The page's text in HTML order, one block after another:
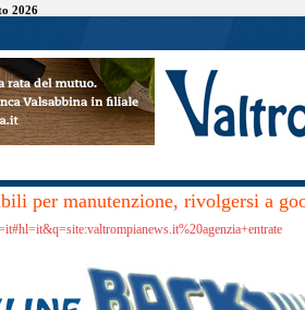
2026
per manutenzione, rivolgersi a